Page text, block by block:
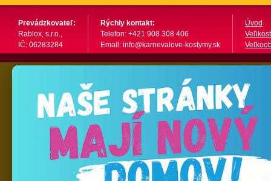
Prevádzkovateľ:
Rablox, s.r.o.,
IČ: 06283284
Rýchly kontakt:
Telefon: +421 908 308 406
Email: info@karnevalove-kostymy.sk
Úvod